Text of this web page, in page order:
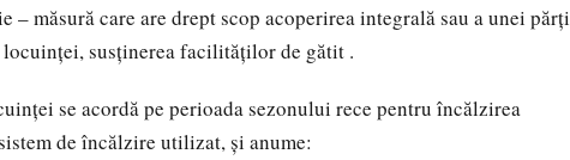
măsură care are drept scop acoperirea integrală sau a unei părți
susținerea facilităților de gătit .
se acordă pe perioada sezonului rece pentru încălzirea
de încălzire utilizat, și anume: